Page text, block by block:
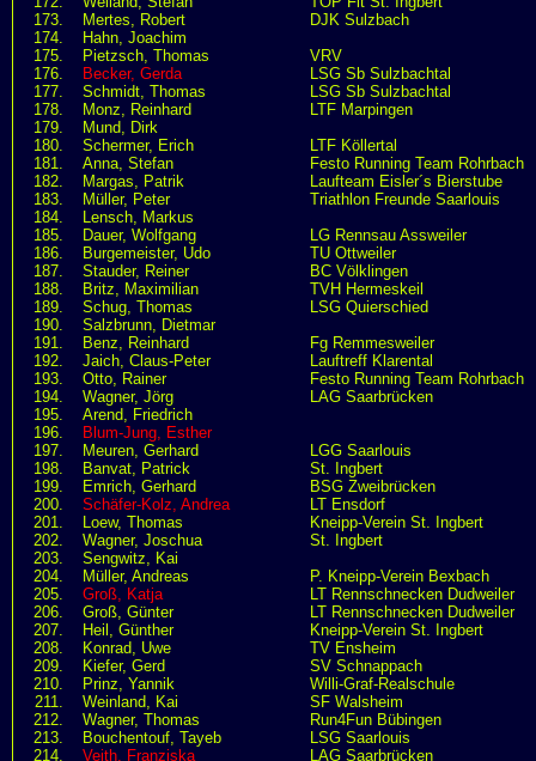
173.
Mertes, Robert
DJK Sulzbach
174.
Hahn, Joachim
175.
Pietzsch, Thomas
VRV
176.
Becker, Gerda
LSG Sb Sulzbachtal
177.
Schmidt, Thomas
LSG Sb Sulzbachtal
178.
Monz, Reinhard
LTF Marpingen
179.
Mund, Dirk
180.
Schermer, Erich
LTF Köllertal
181.
Anna, Stefan
Festo Running Team Rohrbach
182.
Margas, Patrik
Laufteam Eisler´s Bierstube
183.
Müller, Peter
Triathlon Freunde Saarlouis
184.
Lensch, Markus
185.
Dauer, Wolfgang
LG Rennsau Assweiler
186.
Burgemeister, Udo
TU Ottweiler
187.
Stauder, Reiner
BC Völklingen
188.
Britz, Maximilian
TVH Hermeskeil
189.
Schug, Thomas
LSG Quierschied
190.
Salzbrunn, Dietmar
191.
Benz, Reinhard
Fg Remmesweiler
192.
Jaich, Claus-Peter
Lauftreff Klarental
193.
Otto, Rainer
Festo Running Team Rohrbach
194.
Wagner, Jörg
LAG Saarbrücken
195.
Arend, Friedrich
196.
Blum-Jung, Esther
197.
Meuren, Gerhard
LGG Saarlouis
198.
Banvat, Patrick
St. Ingbert
199.
Emrich, Gerhard
BSG Zweibrücken
200.
Schäfer-Kolz, Andrea
LT Ensdorf
201.
Loew, Thomas
Kneipp-Verein St. Ingbert
202.
Wagner, Joschua
St. Ingbert
203.
Sengwitz, Kai
204.
Müller, Andreas
P. Kneipp-Verein Bexbach
205.
Groß, Katja
LT Rennschnecken Dudweiler
206.
Groß, Günter
LT Rennschnecken Dudweiler
207.
Heil, Günther
Kneipp-Verein St. Ingbert
208.
Konrad, Uwe
TV Ensheim
209.
Kiefer, Gerd
SV Schnappach
210.
Prinz, Yannik
Willi-Graf-Realschule
211.
Weinland, Kai
SF Walsheim
212.
Wagner, Thomas
Run4Fun Bübingen
213.
Bouchentouf, Tayeb
LSG Saarlouis
214.
Veith, Franziska
LAG Saarbrücken